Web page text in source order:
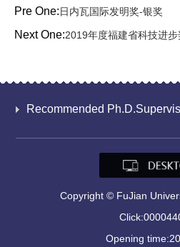
Pre One:日内瓦国际发明奖-银奖
Next One:2019年度福建省科技进步
Recommended
Copyright © FuJian
Click:
Opening time: